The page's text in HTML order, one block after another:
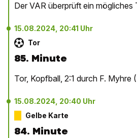
Der VAR überprüft ein mögliches
15.08.2024, 20:41 Uhr
Tor
85. Minute
Tor, Kopfball, 2:1 durch F. Myhre
15.08.2024, 20:40 Uhr
Gelbe Karte
84. Minute